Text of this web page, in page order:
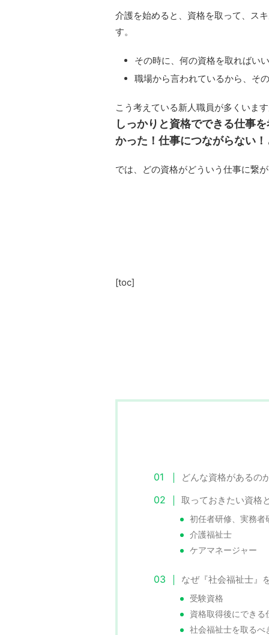
介護を始めると、資格を取って、ス
す。
その時に、何の資格を取ればい
職場から言われているから、そ
こう考えている新人職員が多くいま
しっかりと資格でできる仕事
かった！仕事につながらない
では、どの資格がどういう仕事に繋
[toc]
どんな資格があるの
取っておきたい資格
初任者研修、実務者
介護福祉士
ケアマネージャー
なぜ『社会福祉士』
受験資格
資格取得後にできる
社会福祉士を取るべ